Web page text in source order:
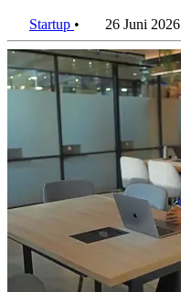
Startup • 26 Juni 2026